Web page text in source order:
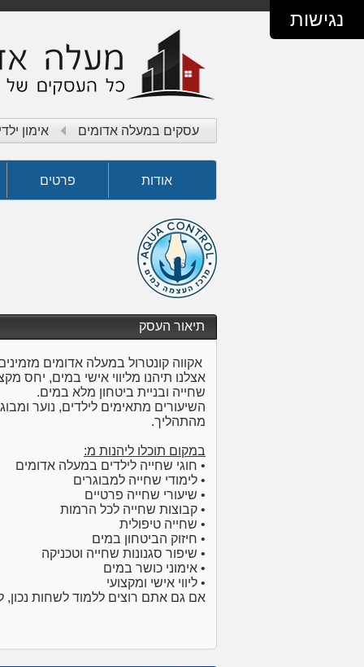
נגישות
עסקים במעלה אדומים אימון
אודות
פרטים
תיאור העסק
אקווה קונטרול במעלה אדומים
אצלנו תיהנו מליווי אישי במים, יחס
שחייה ובניית ביטחון מלא במים.
השיעורים מתאימים לילדים, נוער
מהתהליך.
במקום תוכלו ליהנות מ:
• חוגי שחייה לילדים במעלה אדומים
• לימודי שחייה למבוגרים
• שיעורי שחייה פרטיים
• קבוצות שחייה לכל הרמות
• שחייה טיפולית
• חיזוק הביטחון במים
• שיפור סגנונות שחייה וטכניקה
• אימוני כושר במים
• ליווי אישי ומקצועי
אם גם אתם רוצים ללמוד לשחות נכון,